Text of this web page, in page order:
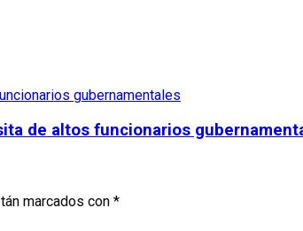
de altos funcionarios
marcados con *